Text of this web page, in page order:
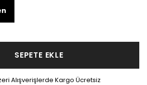
SEPETE EKLE
Alışverişlerde Kargo Ücretsiz